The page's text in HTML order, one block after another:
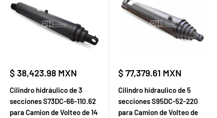
Precio
venta
$ 38,423.98 MXN
Cilindro hidráulico de 3
secciones S73DC-66-110.62
para Camion de Volteo de 14
Precio
venta
$ 77,379.61 MXN
Cilindro hidraulico de 5
secciones S95DC-52-220
para Camion de Volteo de